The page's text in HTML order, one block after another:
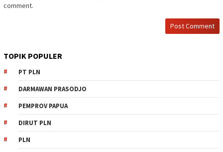
comment.
TOPIK POPULER
PT PLN
DARMAWAN PRASODJO
PEMPROV PAPUA
DIRUT PLN
PLN